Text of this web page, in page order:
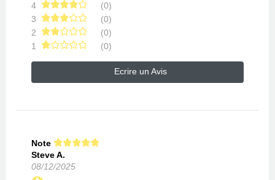
4
(0)
3
(0)
2
(0)
1
(0)
Ecrire un Avis
Note
Steve A.
08/12/2025